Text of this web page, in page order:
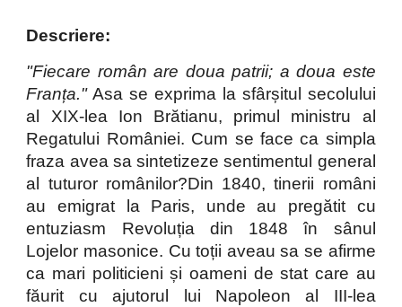
Descriere:
"Fiecare român are doua patrii; a doua este
Franța."Asa se exprima la sfârșitul secolului
al XIX-lea Ion Brătianu, primul ministru al
Regatului României. Cum se face ca simpla
fraza avea sa sintetizeze sentimentul general
al tuturor românilor?Din 1840, tinerii români
au emigrat la Paris, unde au pregătit cu
entuziasm Revoluția din 1848 în sânul
Lojelor masonice. Cu toții aveau sa se afirme
ca mari politicieni și oameni de stat care au
făurit cu ajutorul lui Napoleon al III-lea